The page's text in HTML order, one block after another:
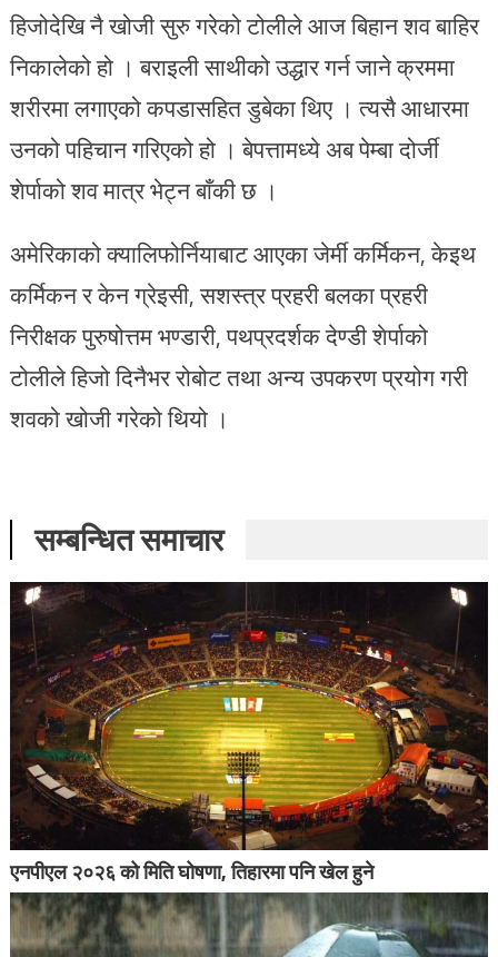
हिजोदेखि नै खोजी सुरु गरेको टोलीले आज बिहान शव बाहिर
निकालेको हो । बराइली साथीको उद्धार गर्न जाने क्रममा
शरीरमा लगाएको कपडासहित डुबेका थिए । त्यसै आधारमा
उनको पहिचान गरिएको हो । बेपत्तामध्ये अब पेम्बा दोर्जी
शेर्पाको शव मात्र भेट्न बाँकी छ ।
अमेरिकाको क्यालिफोर्नियाबाट आएका जेर्मी कर्मिकन, केइथ
कर्मिकन र केन ग्रेइसी, सशस्त्र प्रहरी बलका प्रहरी
निरीक्षक पुरुषोत्तम भण्डारी, पथप्रदर्शक देण्डी शेर्पाको
टोलीले हिजो दिनैभर रोबोट तथा अन्य उपकरण प्रयोग गरी
शवको खोजी गरेको थियो ।
सम्बन्धित समाचार
एनपीएल २०२६ को मिति घोषणा, तिहारमा पनि खेल हुने